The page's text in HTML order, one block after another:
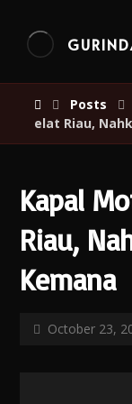
Posts
elat Riau,
Kapal
Riau,
Kemana
October 23,